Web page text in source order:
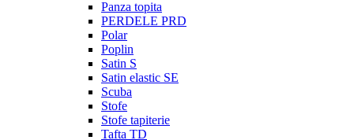
Panza topita
PERDELE PRD
Polar
Poplin
Satin S
Satin elastic SE
Scuba
Stofe
Stofe tapiterie
Tafta TD